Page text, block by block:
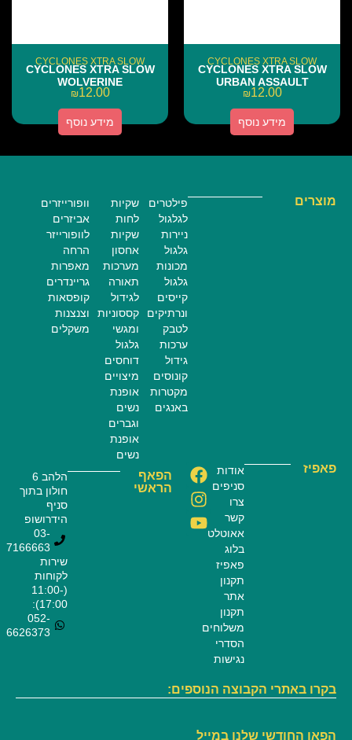
CYCLONES XTRA SLOW
CYCLONES XTRA SLOW
URBAN ASSAULT
₪12.00
מידע נוסף
CYCLONES XTRA SLOW
CYCLONES XTRA SLOW
WOLVERINE
₪12.00
מידע נוסף
מוצרים
פילטרים
לגלגול
ניירות
גלגול
מכונות
גלגול
קייסים
ונרתיקים
לטבק
ערכות
גידול
קונוסים
מקטרות
באנגים
שקיות
לחות
שקיות
אחסון
מערכות
תאורה
לגידול
קססוניות
ומגשי
גלגול
דוחסים
מיצויים
אופנת
נשים
וגברים
אופנת
נשים
וופורייזרים
אביזרים
לוופורייזר
הרחה
מאפרות
גריינדרים
קופסאות
וצנצנות
משקלים
פאפיז
אודות
סניפים
צרו
קשר
אאוטלט
בלוג
פאפיז
תקנון
אתר
תקנון
משלוחים
הסדרי
נגישות
הפאף
הראשי
הלהב 6
חולון בתוך
סניף
הידרושופ
03-
7166663
שירות
לקוחות
(11:00-
17:00):
052-
6626373
בקרו באתרי הקבוצה הנוספים:
הפאן החודשי שלנו במייל